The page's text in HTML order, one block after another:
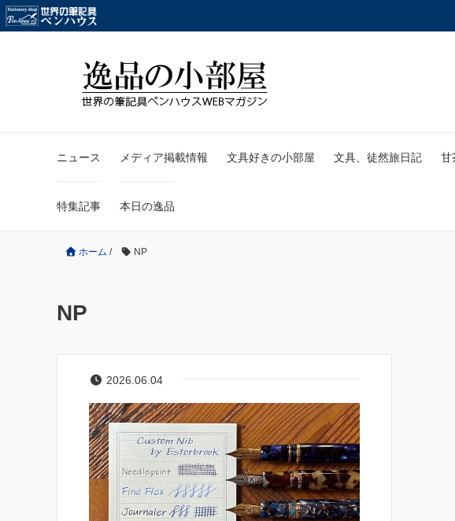
ニュース メディア掲載情報 文具好きの小部屋 文具、徒然旅日記 甘
特集記事 本日の逸品
ホーム / NP
NP
2026.06.04